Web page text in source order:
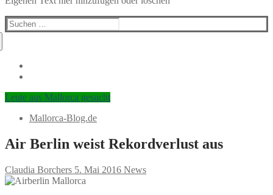
Suchen
nach:
Leute aus Mallorca gesucht
Mallorca-Blog.de
Air Berlin weist Rekordverlust aus
Claudia Borchers 5. Mai 2016 News